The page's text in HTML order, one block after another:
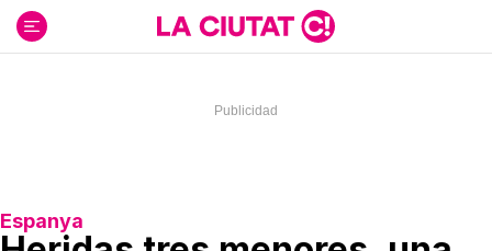
contenido
Espanya